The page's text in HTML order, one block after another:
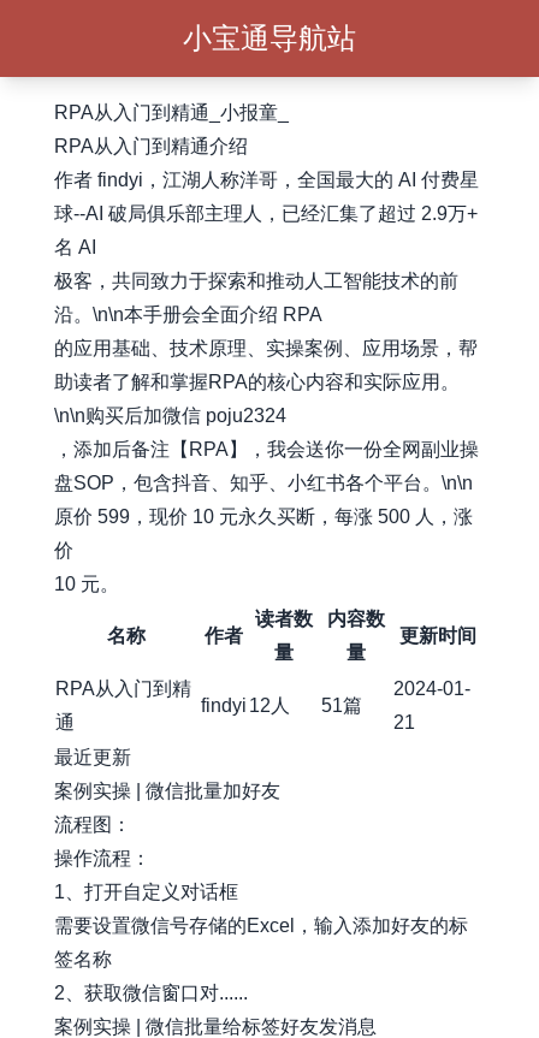
小宝通导航站
RPA从入门到精通_小报童_
RPA从入门到精通介绍
作者 findyi，江湖人称洋哥，全国最大的 AI 付费星
球--AI 破局俱乐部主理人，已经汇集了超过 2.9万+
名 AI
极客，共同致力于探索和推动人工智能技术的前
沿。\n\n本手册会全面介绍 RPA
的应用基础、技术原理、实操案例、应用场景，帮
助读者了解和掌握RPA的核心内容和实际应用。
\n\n购买后加微信 poju2324
，添加后备注【RPA】，我会送你一份全网副业操
盘SOP，包含抖音、知乎、小红书各个平台。\n\n
原价 599，现价 10 元永久买断，每涨 500 人，涨
价
10 元。
名称 作者
读者数
量
内容数
量
更新时间
RPA从入门到精
通
findyi 12人 51篇
2024-01-
21
最近更新
案例实操 | 微信批量加好友
流程图：
操作流程：
1、打开自定义对话框
需要设置微信号存储的Excel，输入添加好友的标
签名称
2、获取微信窗口对......
案例实操 | 微信批量给标签好友发消息